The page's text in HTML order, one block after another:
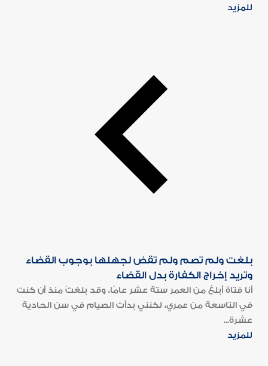
للمزيد
بلغت ولم تصم ولم تقض لجهلها بوجوب القضاء
وتريد إخراج الكفارة بدل القضاء
أنا فتاة أبلغ من العمر ستة عشر عامًا، وقد بلغتُ منذ أن كنت
في التاسعة من عمري، لكنني بدأت الصيام في سن الحادية
عشرة...
للمزيد